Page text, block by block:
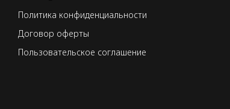
Политика конфиденциальности
Договор оферты
Пользовательское соглашение